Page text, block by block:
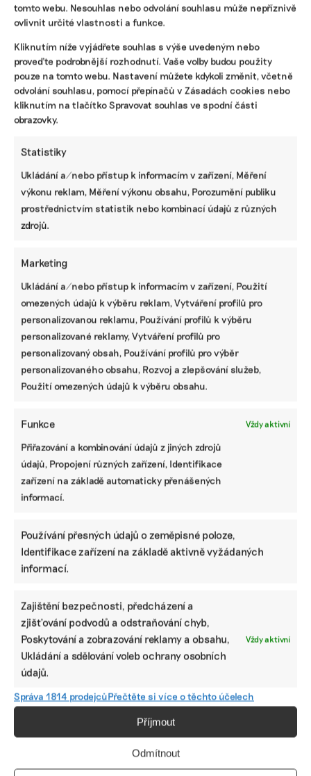
tomto webu. Nesouhlas nebo odvolání souhlasu může nepříznivě
ovlivnit určité vlastnosti a funkce.
Kliknutím níže vyjádřete souhlas s výše uvedeným nebo
proveďte podrobnější rozhodnutí. Vaše volby budou použity
pouze na tomto webu. Nastavení můžete kdykoli změnit, včetně
odvolání souhlasu, pomocí přepínačů v Zásadách cookies nebo
kliknutím na tlačítko Spravovat souhlas ve spodní části
obrazovky.
Statistiky
Ukládání a/nebo přístup k informacím v zařízení, Měření
výkonu reklam, Měření výkonu obsahu, Porozumění publiku
prostřednictvím statistik nebo kombinací údajů z různých
zdrojů.
Marketing
Ukládání a/nebo přístup k informacím v zařízení, Použití
omezených údajů k výběru reklam, Vytváření profilů pro
personalizovanou reklamu, Používání profilů k výběru
personalizované reklamy, Vytváření profilů pro
personalizovaný obsah, Používání profilů pro výběr
personalizovaného obsahu, Rozvoj a zlepšování služeb,
Použití omezených údajů k výběru obsahu.
Funkce Vždy aktivní
Přiřazování a kombinování údajů z jiných zdrojů
údajů, Propojení různých zařízení, Identifikace
zařízení na základě automaticky přenášených
informací.
Používání přesných údajů o zeměpisné poloze,
Identifikace zařízení na základě aktivně vyžádaných
informací.
Zajištění bezpečnosti, předcházení a
zjišťování podvodů a odstraňování chyb,
Poskytování a zobrazování reklamy a obsahu,
Ukládání a sdělování voleb ochrany osobních
údajů.
Vždy aktivní
Správa 1814 prodejcůPřečtěte si více o těchto účelech
Příjmout
Odmítnout
SDÍLET
Facebook
PODOBNÉ PŘÍSPĚVKY
Bez šéfa, bez
ekologicky.
Brněnské
družstvo
ukazuje
ekonomickou
alternativu v
praxi
Udržitelnost je
způsob, jak
řídit firmu do
budoucna a
zvyšovat její
hodnotu, říká
recept na
vedro.
Úředníkům na
MŽP nabídli
ODEBÍREJTE NÁŠ NEWSLETTER
NEJNOVĚJŠÍ PODCAST
Martin Abel
Turkem rozjíždí fond s podporou
developera Sekyry
Přihlásit odběr